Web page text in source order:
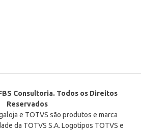
Consultoria. Todos os Direitos
Reservados
e TOTVS são produtos e marca
da TOTVS S.A. Logotipos TOTVS e